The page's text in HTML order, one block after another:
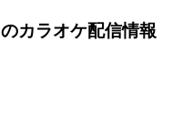
のカラオケ配信情報